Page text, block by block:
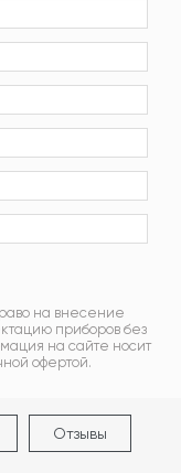
на внесение
приборов без
на сайте носит
офертой.
Отзывы